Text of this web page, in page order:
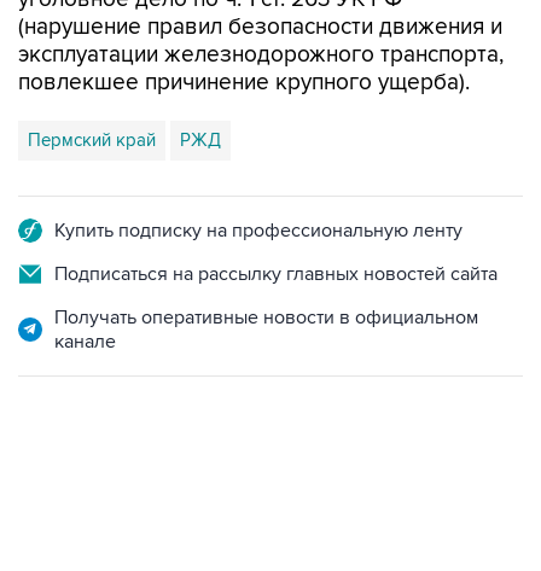
(нарушение правил безопасности движения и
эксплуатации железнодорожного транспорта,
повлекшее причинение крупного ущерба).
Пермский край РЖД
Купить подписку на профессиональную ленту
Подписаться на рассылку главных новостей сайта
Получать оперативные новости в официальном
канале